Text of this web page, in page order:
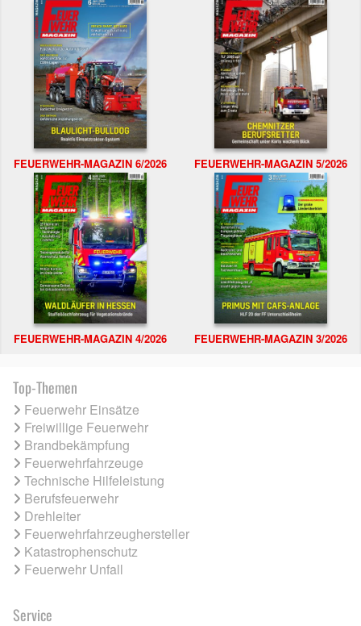
FEUERWEHR-MAGAZIN 6/2026 FEUERWEHR-MAGAZIN 5/2026
FEUERWEHR-MAGAZIN 4/2026 FEUERWEHR-MAGAZIN 3/2026
Top-Themen
Feuerwehr Einsätze
Freiwillige Feuerwehr
Brandbekämpfung
Feuerwehrfahrzeuge
Technische Hilfeleistung
Berufsfeuerwehr
Drehleiter
Feuerwehrfahrzeughersteller
Katastrophenschutz
Feuerwehr Unfall
Service